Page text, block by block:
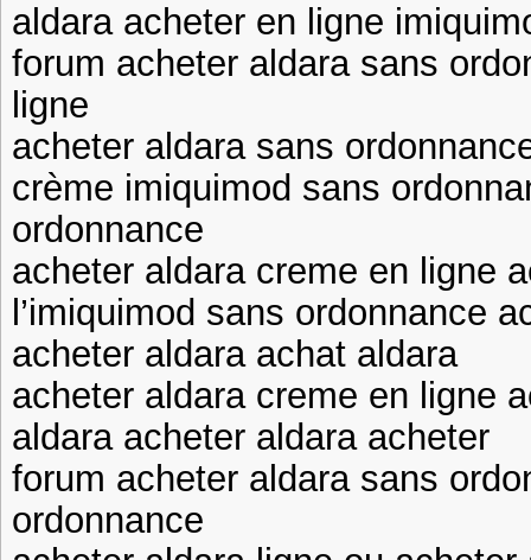
aldara acheter en ligne
forum acheter aldara sans
ligne
acheter aldara sans
crème imiquimod sans
ordonnance
acheter aldara creme en ligne
l’imiquimod sans ordonnance
acheter aldara achat aldara
acheter aldara creme en ligne
aldara acheter aldara acheter
forum acheter aldara sans
ordonnance